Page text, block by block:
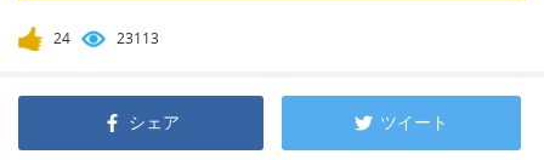
24 23113
シェア ツイート